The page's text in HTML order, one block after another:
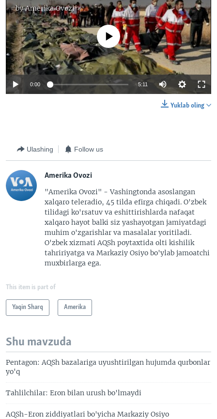
byAmerika Ovozi
No media source currently available
0:00 5:11
Yuklab oling
Ulashing Follow us
Amerika Ovozi
"Amerika Ovozi" - Vashingtonda asoslangan
xalqaro teleradio, 45 tilda efirga chiqadi. O'zbek
tilidagi ko'rsatuv va eshittirishlarda nafaqat
xalqaro hayot balki siz yashayotgan jamiyatdagi
muhim o'zgarishlar va masalalar yoritiladi.
O'zbek xizmati AQSh poytaxtida olti kishilik
tahririyatga va Markaziy Osiyo bo'ylab jamoatchi
muxbirlarga ega.
This item is part of
Yaqin Sharq Amerika
Shu mavzuda
Pentagon: AQSh bazalariga uyushtirilgan hujumda qurbonlar
yo'q
Tahlilchilar: Eron bilan urush bo'lmaydi
AQSh-Eron ziddiyatlari bo'yicha Markaziy Osiyo